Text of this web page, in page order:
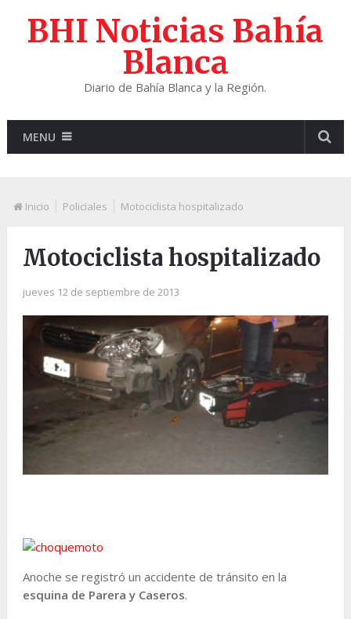
BHI Noticias Bahía
Blanca
Diario de Bahía Blanca y la Región.
MENU
Inicio Policiales Motociclista hospitalizado
Motociclista hospitalizado
jueves 12 de septiembre de 2013
Anoche se registró un accidente de tránsito en la
esquina de Parera y Caseros.